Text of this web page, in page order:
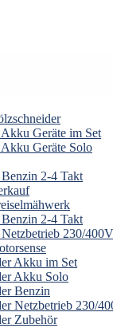
Geräte im Set
Geräte Solo
2-4 Takt
2-4 Takt
230/400V
Akku im Set
Akku Solo
Benzin
Netzbetrieb 230/
Zubehör